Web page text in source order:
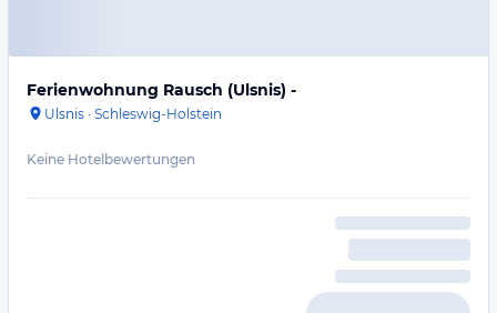
Ferienwohnung Rausch (Ulsnis) -
Ulsnis · Schleswig-Holstein
Keine Hotelbewertungen